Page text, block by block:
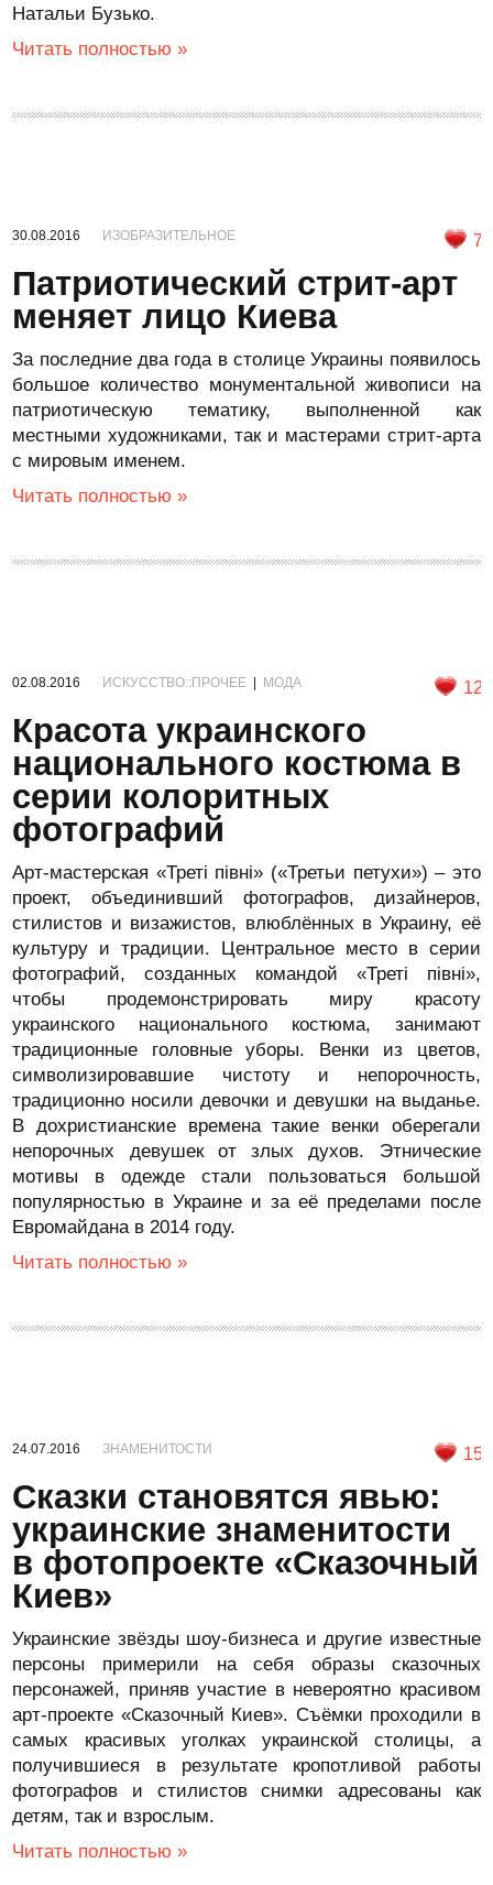
Натальи Бузько.
Читать полностью »
30.08.2016 ИЗОБРАЗИТЕЛЬНОЕ 7
Патриотический стрит-арт
меняет лицо Киева
За последние два года в столице Украины появилось
большое количество монументальной живописи на
патриотическую тематику, выполненной как
местными художниками, так и мастерами стрит-арта
с мировым именем.
Читать полностью »
02.08.2016 ИСКУССТВО::ПРОЧЕЕ МОДА 12
Красота украинского
национального костюма в
серии колоритных
фотографий
Арт-мастерская «Треті півні» («Третьи петухи») – это
проект, объединивший фотографов, дизайнеров,
стилистов и визажистов, влюблённых в Украину, её
культуру и традиции. Центральное место в серии
фотографий, созданных командой «Треті півні»,
чтобы продемонстрировать миру красоту
украинского национального костюма, занимают
традиционные головные уборы. Венки из цветов,
символизировавшие чистоту и непорочность,
традиционно носили девочки и девушки на выданье.
В дохристианские времена такие венки оберегали
непорочных девушек от злых духов. Этнические
мотивы в одежде стали пользоваться большой
популярностью в Украине и за её пределами после
Евромайдана в 2014 году.
Читать полностью »
24.07.2016 ЗНАМЕНИТОСТИ 15
Сказки становятся явью:
украинские знаменитости
в фотопроекте «Сказочный
Киев»
Украинские звёзды шоу-бизнеса и другие известные
персоны примерили на себя образы сказочных
персонажей, приняв участие в невероятно красивом
арт-проекте «Сказочный Киев». Съёмки проходили в
самых красивых уголках украинской столицы, а
получившиеся в результате кропотливой работы
фотографов и стилистов снимки адресованы как
детям, так и взрослым.
Читать полностью »